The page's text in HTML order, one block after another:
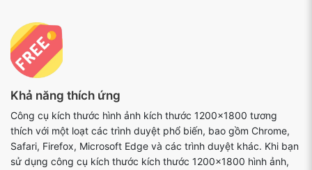
Khả năng thích ứng
Công cụ kích thước hình ảnh kích thước 1200x1800 tương
thích với một loạt các trình duyệt phổ biến, bao gồm Chrome,
Safari, Firefox, Microsoft Edge và các trình duyệt khác. Khi bạn
sử dụng công cụ kích thước kích thước 1200x1800 hình ảnh,